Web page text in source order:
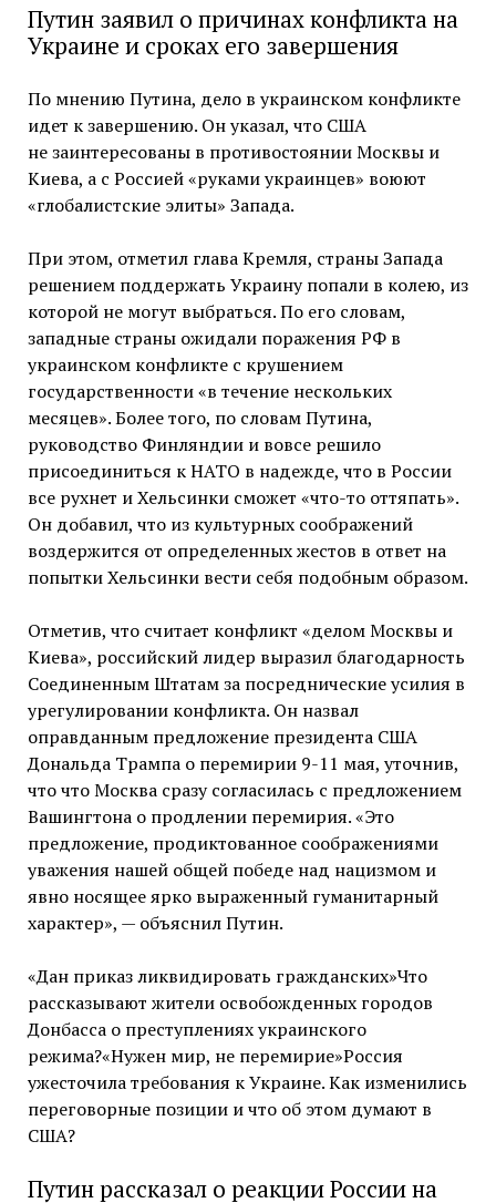
Путин заявил о причинах конфликта на
Украине и сроках его завершения
По мнению Путина, дело в украинском конфликте
идет к завершению. Он указал, что США
не заинтересованы в противостоянии Москвы и
Киева, а с Россией «руками украинцев» воюют
«глобалистские элиты» Запада.
При этом, отметил глава Кремля, страны Запада
решением поддержать Украину попали в колею, из
которой не могут выбраться. По его словам,
западные страны ожидали поражения РФ в
украинском конфликте с крушением
государственности «в течение нескольких
месяцев». Более того, по словам Путина,
руководство Финляндии и вовсе решило
присоединиться к НАТО в надежде, что в России
все рухнет и Хельсинки сможет «что-то оттяпать».
Он добавил, что из культурных соображений
воздержится от определенных жестов в ответ на
попытки Хельсинки вести себя подобным образом.
Отметив, что считает конфликт «делом Москвы и
Киева», российский лидер выразил благодарность
Соединенным Штатам за посреднические усилия в
урегулировании конфликта. Он назвал
оправданным предложение президента США
Дональда Трампа о перемирии 9-11 мая, уточнив,
что что Москва сразу согласилась с предложением
Вашингтона о продлении перемирия. «Это
предложение, продиктованное соображениями
уважения нашей общей победе над нацизмом и
явно носящее ярко выраженный гуманитарный
характер», — объяснил Путин.
«Дан приказ ликвидировать гражданских»Что
рассказывают жители освобожденных городов
Донбасса о преступлениях украинского
режима?«Нужен мир, не перемирие»Россия
ужесточила требования к Украине. Как изменились
переговорные позиции и что об этом думают в
США?
Путин рассказал о реакции России на